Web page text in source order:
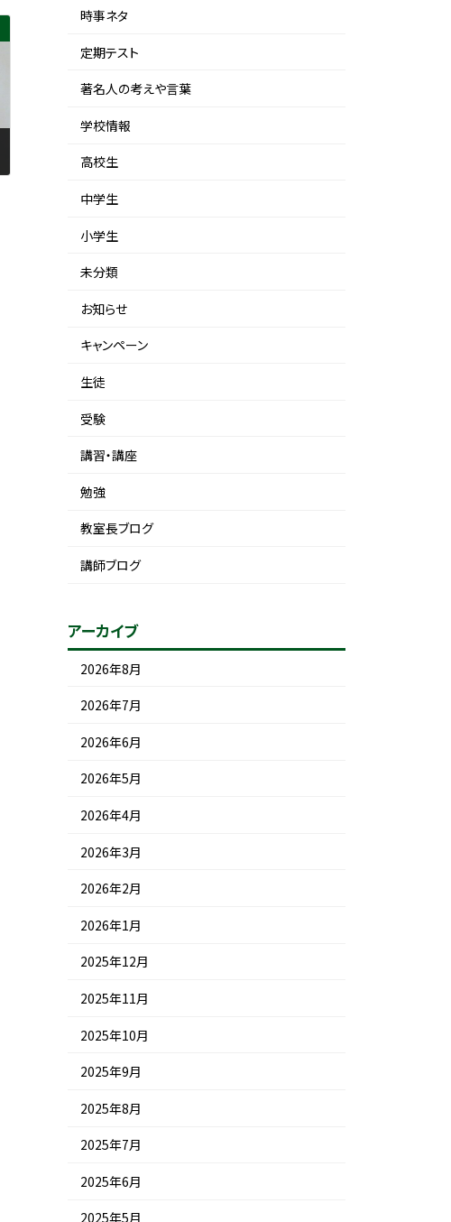
時事ネタ
定期テスト
著名人の考えや言葉
学校情報
高校生
中学生
小学生
未分類
お知らせ
キャンペーン
生徒
受験
講習・講座
勉強
教室長ブログ
講師ブログ
アーカイブ
2026年8月
2026年7月
2026年6月
2026年5月
2026年4月
2026年3月
2026年2月
2026年1月
2025年12月
2025年11月
2025年10月
2025年9月
2025年8月
2025年7月
2025年6月
2025年5月